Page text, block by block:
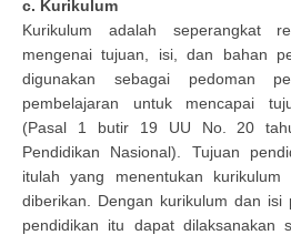
c. Kurikulum
Kurikulum adalah seperangkat
mengenai tujuan, isi, dan bahan
digunakan sebagai pedoman
pembelajaran untuk mencapai
(Pasal 1 butir 19 UU No. 20
Pendidikan Nasional). Tujuan
itulah yang menentukan
diberikan. Dengan kurikulum dan isi
pendidikan itu dapat dilaksanakan